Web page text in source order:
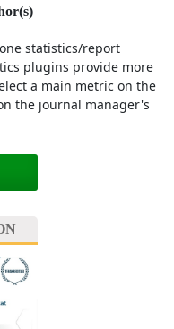
statistics/report
plugins provide more
a main metric on the
the journal manager's